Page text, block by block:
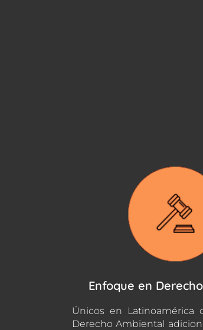
Enfoque en
Únicos en Latinoamérica
Derecho Ambiental